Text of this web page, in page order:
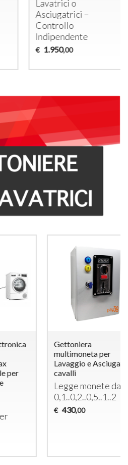
Lavatrici o
Asciugatrici –
Controllo
Indipendente
1.950,00
Gettoniera
multimoneta per
Lavaggio e Asciugatura
Legge monete da €
0,1..0,2..0,5..1..2
,00